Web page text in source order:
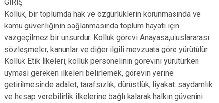
GİRİŞ
Kolluk, bir toplumda hak ve özgürlüklerin korunmasında ve
kamu güvenliğinin sağlanmasında toplum hayatı için
vazgeçilmez bir unsurdur. Kolluk görevi Anayasa,uluslararası
sözleşmeler, kanunlar ve diğer ilgili mevzuata göre yürütülür.
Kolluk Etik İlkeleri, kolluk personelinin görevini yürütürken
uyması gereken ilkeleri belirlemek, görevin yerine
getirilmesinde adalet, tarafsızlık, dürüstlük, liyakat, saydamlık
ve hesap verebilirlik ilkelerine bağlı kalarak halkın güvenini